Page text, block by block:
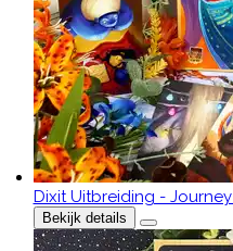
Dixit Uitbreiding - Journey
Bekijk details